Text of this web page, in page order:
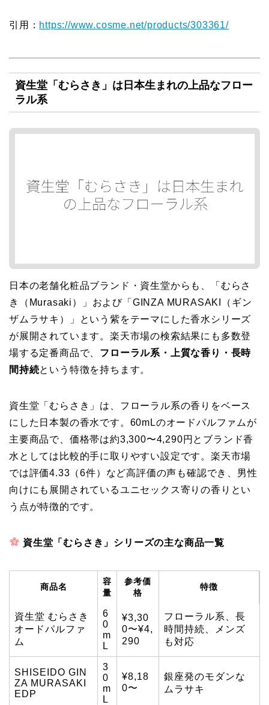
引用： https://www.cosme.net/products/303361/
資生堂「むらさき」は日本生まれの上品なフロー
ラル系
日本の老舗化粧品ブランド・資生堂からも、「むらさ
き（Murasaki）」および「GINZA MURASAKI（ギン
ザムラサキ）」という紫をテーマにした香水シリーズ
が展開されています。楽天市場の検索結果にも多数登
場する定番商品で、 フローラル系・上質な香り・長時
間持続という特徴を持ちます。
資生堂「むらさき」は、フローラル系の香りをベース
にした日本製の香水です。60mLのオードパルファムが
主要商品で、価格帯は約3,300〜4,290円とブランド香
水としては比較的手に取りやすい設定です。楽天市場
では評価4.33（6件）など高評価の声も確認でき、男性
向けにも展開されているユニセックス寄りの香りとい
う点が特徴的です。
資生堂「むらさき」シリーズの主な商品一覧
商品名
容
量
参考価
格
特徴
資生堂 むらさき
オードパルファ
ム
6
0
m
L
¥3,30
0〜¥4,
290
フローラル系、長
時間持続、メンズ
も対応
SHISEIDO GIN
ZA MURASAKI
EDP
3
0
m
L
¥8,18
0〜
銀座発のモダンな
ムラサキ